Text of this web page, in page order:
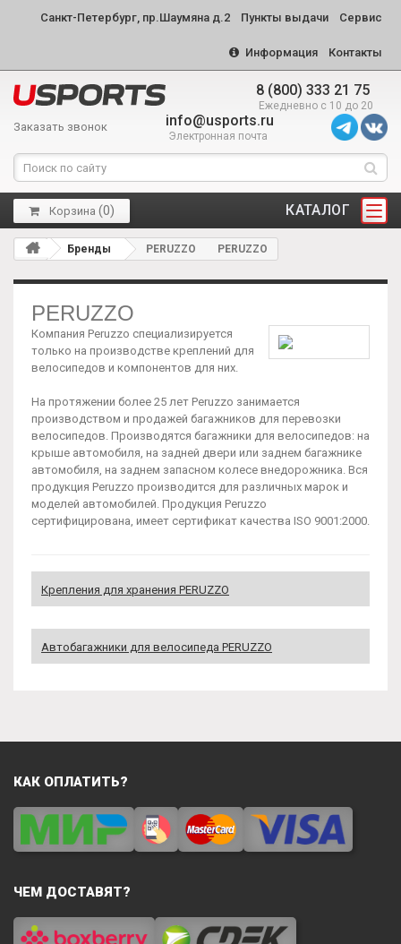
Санкт-Петербург, пр.Шаумяна д.2 Пункты выдачи Сервис
Информация Контакты
8 (800) 333 21 75
Ежедневно с 10 до 20
Заказать звонок info@usports.ru
Электронная почта
КАТАЛОГ
Корзина (0)
Бренды PERUZZO PERUZZO
PERUZZO
Компания Peruzzo специализируется
только на производстве креплений для
велосипедов и компонентов для них.
На протяжении более 25 лет Peruzzo занимается
производством и продажей багажников для перевозки
велосипедов. Производятся багажники для велосипедов: на
крыше автомобиля, на задней двери или заднем багажнике
автомобиля, на заднем запасном колесе внедорожника. Вся
продукция Peruzzo производится для различных марок и
моделей автомобилей. Продукция Peruzzo
сертифицирована, имеет сертификат качества ISO 9001:2000.
Крепления для хранения PERUZZO
Автобагажники для велосипеда PERUZZO
КАК ОПЛАТИТЬ?
ЧЕМ ДОСТАВЯТ?